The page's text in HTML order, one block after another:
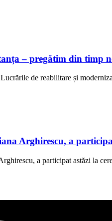
– pregătim din timp
de reabilitare și
Arghirescu, a
a participat astăzi la